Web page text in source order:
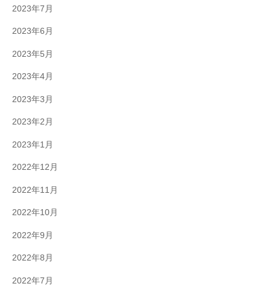
2023年7月
2023年6月
2023年5月
2023年4月
2023年3月
2023年2月
2023年1月
2022年12月
2022年11月
2022年10月
2022年9月
2022年8月
2022年7月